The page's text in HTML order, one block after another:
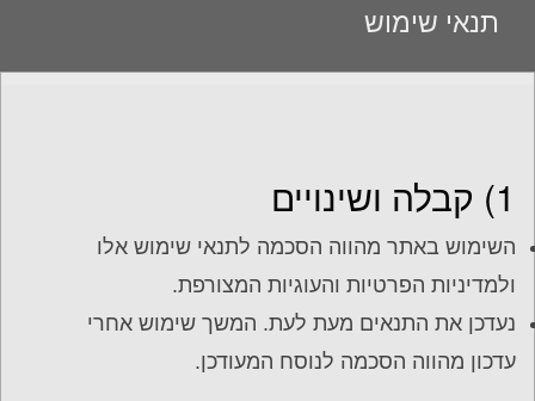
תנאי שימוש
1) קבלה ושינויים
השימוש באתר מהווה הסכמה לתנאי שימוש אלו
ולמדיניות הפרטיות והעוגיות המצורפת.
נעדכן את התנאים מעת לעת. המשך שימוש אחרי
עדכון מהווה הסכמה לנוסח המעודכן.